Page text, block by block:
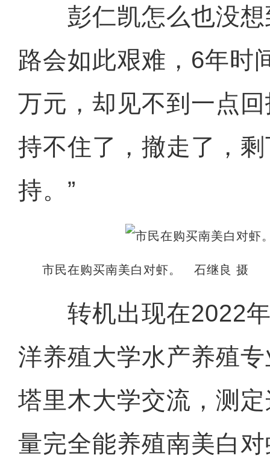
彭仁凯怎么也没想
路会如此艰难，6年时
万元，却见不到一点
持不住了，撤走了，
持。”
市民在购买南美白对虾。 石继良 摄
转机出现在2022年
洋养殖大学水产养殖
塔里木大学交流，测
量完全能养殖南美白